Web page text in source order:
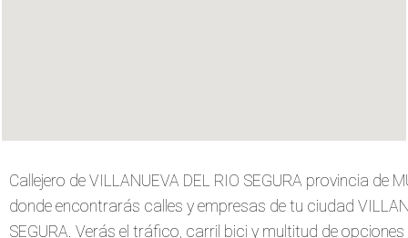
Callejero de VILLANUEVA DEL RIO SEGURA provincia de
donde encontrarás calles y empresas de tu ciudad
SEGURA. Verás el tráfico, carril bici y multitud de